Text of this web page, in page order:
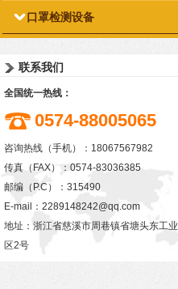
口罩检测设备
联系我们
全国统一热线：
0574-88005065
咨询热线（手机）：18067567982
传真（FAX）：0574-83036385
邮编（P.C）：315490
E-mail： 2289148242@qq.com
地址：浙江省慈溪市周巷镇省塘头东工业
区2号